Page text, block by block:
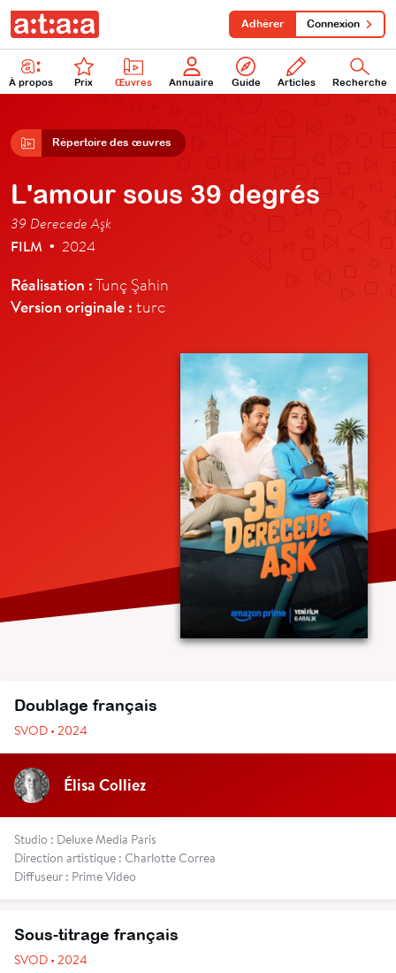
À propos Prix Œuvres Annuaire Guide Articles Recherche
Adhérer Connexion
Répertoire des œuvres
L'amour sous 39 degrés
39 Derecede Aşk
FILM • 2024
Réalisation :Tunç Şahin
Version originale : turc
Doublage français
SVOD • 2024
Élisa Colliez
Studio : Deluxe Media Paris
Direction artistique : Charlotte Correa
Diffuseur : Prime Video
Sous-titrage français
SVOD • 2024